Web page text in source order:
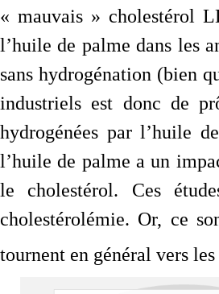
« mauvais » cholestérol
l’huile de palme dans les
sans hydrogénation (bien
industriels est donc de
hydrogénées par l’huile
l’huile de palme a un
le cholestérol. Ces
cholestérolémie. Or, ce
tournent en général vers